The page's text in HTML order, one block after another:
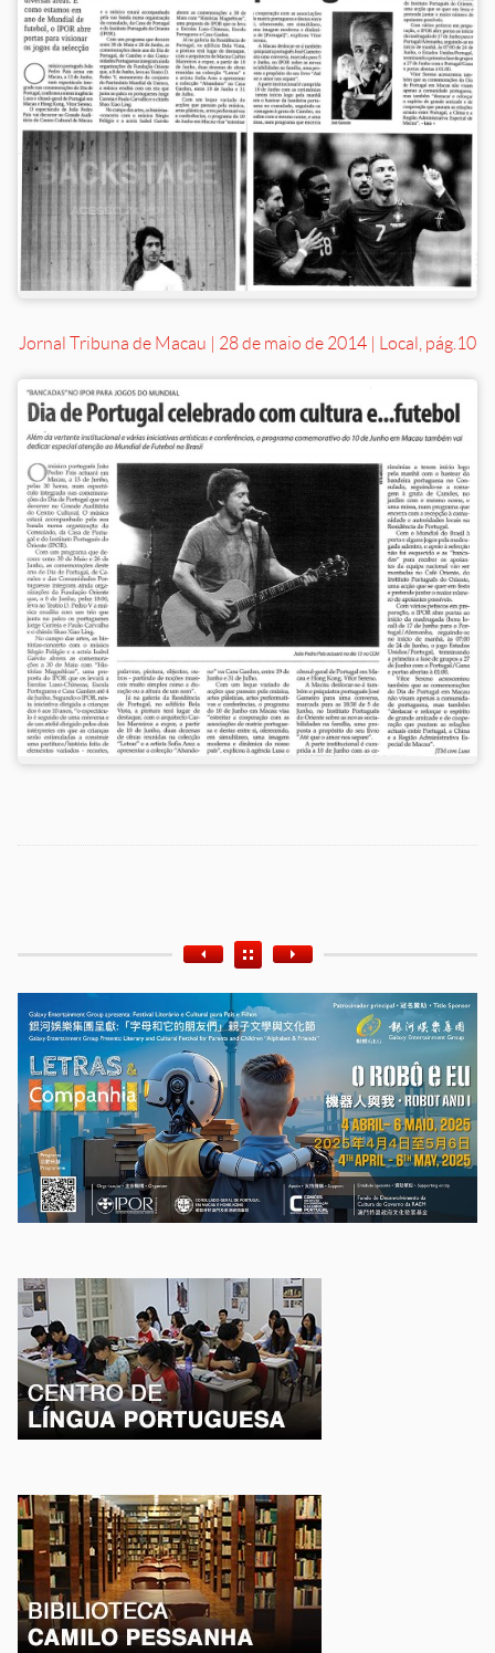
Jornal Tribuna de Macau | 28 de maio de 2014 | Local, pág.10